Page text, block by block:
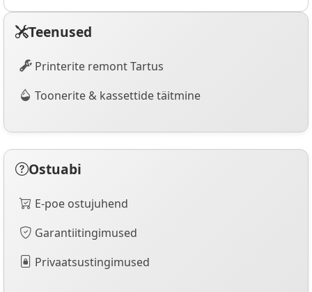
Teenused
Printerite remont Tartus
Toonerite & kassettide täitmine
Ostuabi
E-poe ostujuhend
Garantiitingimused
Privaatsustingimused